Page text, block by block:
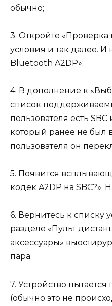
обычно;
3. Откройте «Проверка
условия и так далее.
Bluetooth A2DP»;
4. В дополнение к
список
пользователя есть SBC
который ранее не был
пользователя он
5. Появится
кодек A2DP на SBC?».
6. Вернитесь к списку
разделе «Пульт
аксессуары»
пара;
7. Устройство
(обычно это не